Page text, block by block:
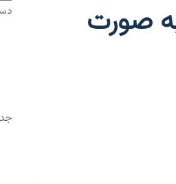
صورت